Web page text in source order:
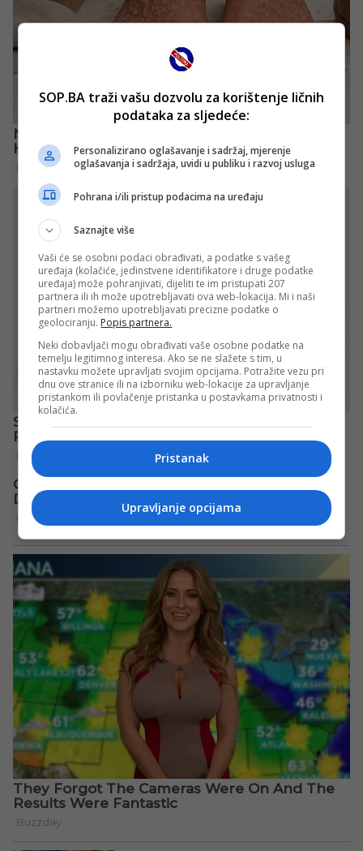
SOP.BA traži vašu dozvolu za korištenje ličnih
podataka za sljedeće:
Personalizirano oglašavanje i sadržaj, mjerenje
oglašavanja i sadržaja, uvidi u publiku i razvoj usluga
Pohrana i/ili pristup podacima na uređaju
Saznajte više
Vaši će se osobni podaci obrađivati, a podatke s vašeg
uređaja (kolačiće, jedinstvene identifikatore i druge podatke
uređaja) može pohranjivati, dijeliti te im pristupati 207
partnera ili ih može upotrebljavati ova web-lokacija. Mi i naši
partneri možemo upotrebljavati precizne podatke o
geolociranju. Popis partnera.
Neki dobavljači mogu obrađivati vaše osobne podatke na
temelju legitimnog interesa. Ako se ne slažete s tim, u
nastavku možete upravljati svojim opcijama. Potražite vezu pri
dnu ove stranice ili na izborniku web-lokacije za upravljanje
pristankom ili povlačenje pristanka u postavkama privatnosti i
kolačića.
Pristanak
Upravljanje opcijama